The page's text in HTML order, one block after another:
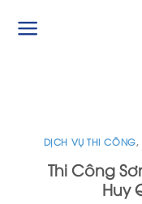
qua
DỊCH VỤ THI CÔNG,
Thi Công
Huy